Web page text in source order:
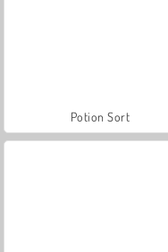
Potion Sort